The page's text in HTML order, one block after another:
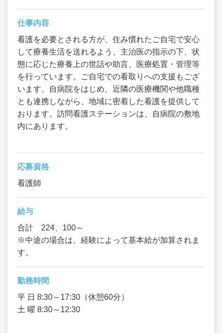
仕事内容
看護を必要とされる方が、住み慣れたご自宅で安心
して療養生活を送れるよう、主治医の指示の下、状
態に応じた療養上の世話や助言、医療処置・管理等
を行っています。ご自宅での看取りへの支援もござ
います。自病院をはじめ、近隣の医療機関や他職種
とも連携しながら、地域に密着した看護を提供して
おります。訪問看護ステーションは、自病院の敷地
内にあります。
応募資格
看護師
給与
合計 224、100～
※中途の場合は、経験によって基本給が加算されま
す。
勤務時間
平 日 8:30～17:30（休憩60分）
土 曜 8:30～12:30